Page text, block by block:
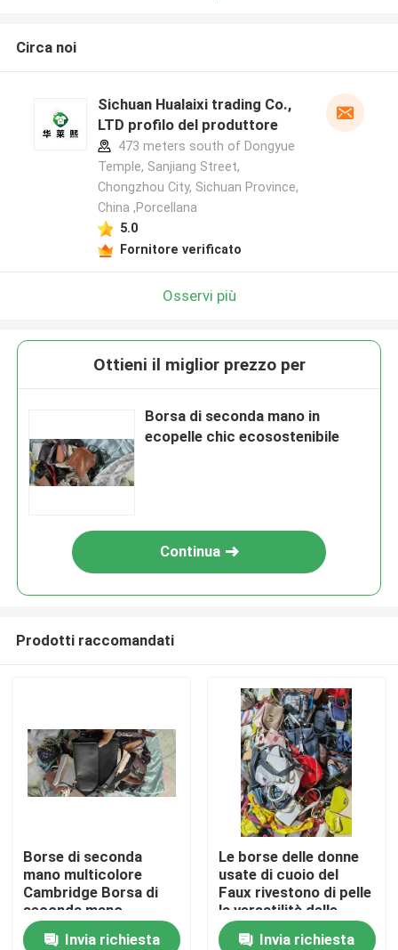
Prodotti
Circa noi
Sichuan Hualaixi trading Co.,
LTD profilo del produttore
473 meters south of Dongyue
Temple, Sanjiang Street,
Chongzhou City, Sichuan Province,
China ,Porcellana
5.0
Fornitore verificato
Osservi più
Ottieni il miglior prezzo per
Borsa di seconda mano in
ecopelle chic ecosostenibile
Continua
Prodotti raccomandati
Borse di seconda
mano multicolore
Cambridge Borsa di
seconda mano
Invia richiesta
Le borse delle donne
usate di cuoio del
Faux rivestono di pelle
la versatilità delle
borse
Invia richiesta